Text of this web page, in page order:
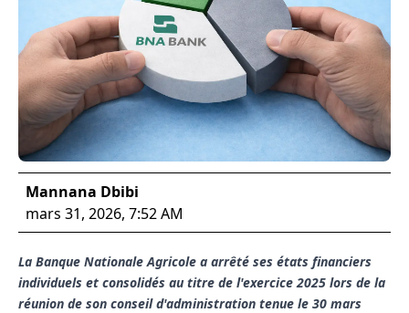
Mannana Dbibi
mars 31, 2026, 7:52 AM
La Banque Nationale Agricole a arrêté ses états financiers
individuels et consolidés au titre de l'exercice 2025 lors de la
réunion de son conseil d'administration tenue le 30 mars